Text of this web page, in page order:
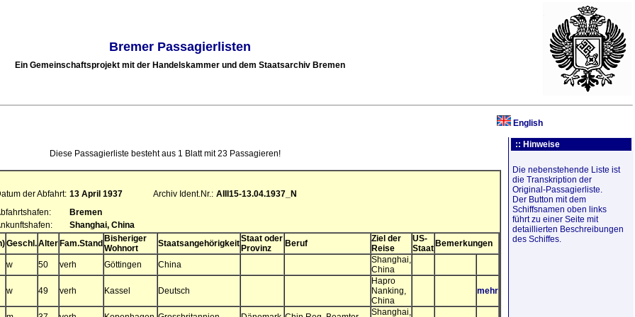
Bremer Passagierlisten
Ein Gemeinschaftsprojekt mit der Handelskammer und dem Staatsarchiv Bremen
English
Diese Passagierliste besteht aus 1 Blatt mit 23 Passagieren!
der Abfahrt: 13 April 1937 Archiv Ident.Nr.: AIII15-13.04.1937_N
Bremen
Shanghai, China
Geschl.Alter Fam.Stand Bisheriger
Wohnort
StaatsangehörigkeitStaat oder
Provinz
Beruf
Ziel der
Reise
US-
Staat Bemerkungen
w 50 verh Göttingen China
Shanghai,
China
w 49 verh Kassel Deutsch
Hapro
Nanking,
China
mehr
Shanghai,
:: Hinweise
Die nebenstehende Liste ist
die Transkription der
Original-Passagierliste.
Der Button mit dem
Schiffsnamen oben links
führt zu einer Seite mit
detaillierten Beschreibungen
des Schiffes.